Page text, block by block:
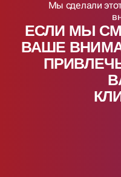
Мы сделали
ЕСЛИ МЫ
ВАШЕ